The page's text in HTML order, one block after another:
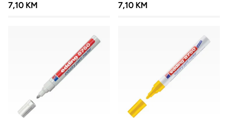
7,10 KM
7,10 KM